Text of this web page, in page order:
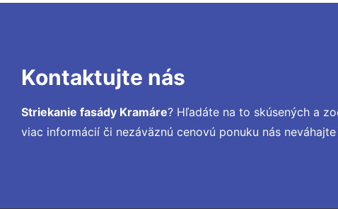
Kontaktujte nás
Striekanie fasády Kramáre? Hľadáte na to skúsených a
viac informácií či nezáväznú cenovú ponuku nás